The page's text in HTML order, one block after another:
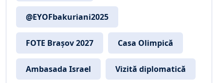
@EYOFbakuriani2025
FOTE Brașov 2027 Casa Olimpică
Ambasada Israel Vizită diplomatică